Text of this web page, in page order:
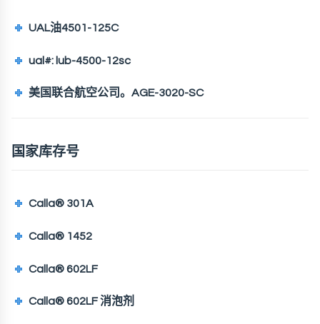
UAL油4501-125C
ual#: lub-4500-12sc
美国联合航空公司。AGE-3020-SC
国家库存号
Calla® 301A
Calla® 1452
Calla® 602LF
Calla® 602LF 消泡剂